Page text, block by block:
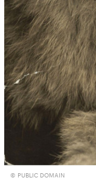
© PUBLIC DOMAIN